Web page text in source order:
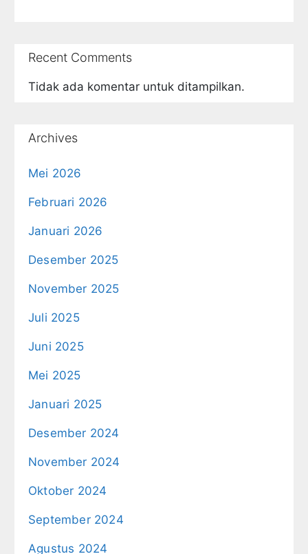
Recent Comments
Tidak ada komentar untuk ditampilkan.
Archives
Mei 2026
Februari 2026
Januari 2026
Desember 2025
November 2025
Juli 2025
Juni 2025
Mei 2025
Januari 2025
Desember 2024
November 2024
Oktober 2024
September 2024
Agustus 2024